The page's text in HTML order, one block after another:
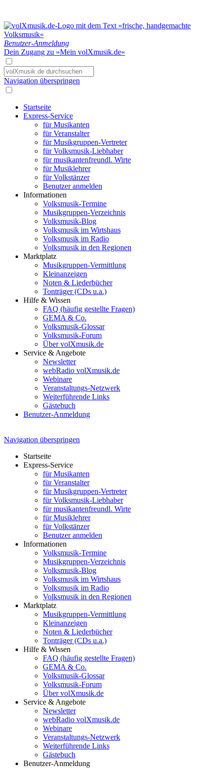
Benutzer-Anmeldung
Dein Zugang zu »Mein volXmusik.de«
Navigation überspringen
Startseite
Express-Service
für Musikanten
für Veranstalter
für Musikgruppen-Vertreter
für Volksmusik-Liebhaber
für musikantenfreundl. Wirte
für Musiklehrer
für Volkstänzer
Benutzer anmelden
Informationen
Volksmusik-Termine
Musikgruppen-Verzeichnis
Volksmusik-Blog
Volksmusik im Wirtshaus
Volksmusik im Radio
Volksmusik in den Regionen
Marktplatz
Musikgruppen-Vermittlung
Kleinanzeigen
Noten & Liederbücher
Tonträger (CDs u.a.)
Hilfe & Wissen
FAQ (häufig gestellte Fragen)
GEMA & Co.
Volksmusik-Glossar
Volksmusik-Forum
Über volXmusik.de
Service & Angebote
Newsletter
webRadio volXmusik.de
Webinare
Veranstaltungs-Netzwerk
Weiterführende Links
Gästebuch
Benutzer-Anmeldung
Navigation überspringen
Startseite
Express-Service
für Musikanten
für Veranstalter
für Musikgruppen-Vertreter
für Volksmusik-Liebhaber
für musikantenfreundl. Wirte
für Musiklehrer
für Volkstänzer
Benutzer anmelden
Informationen
Volksmusik-Termine
Musikgruppen-Verzeichnis
Volksmusik-Blog
Volksmusik im Wirtshaus
Volksmusik im Radio
Volksmusik in den Regionen
Marktplatz
Musikgruppen-Vermittlung
Kleinanzeigen
Noten & Liederbücher
Tonträger (CDs u.a.)
Hilfe & Wissen
FAQ (häufig gestellte Fragen)
GEMA & Co.
Volksmusik-Glossar
Volksmusik-Forum
Über volXmusik.de
Service & Angebote
Newsletter
webRadio volXmusik.de
Webinare
Veranstaltungs-Netzwerk
Weiterführende Links
Gästebuch
Benutzer-Anmeldung